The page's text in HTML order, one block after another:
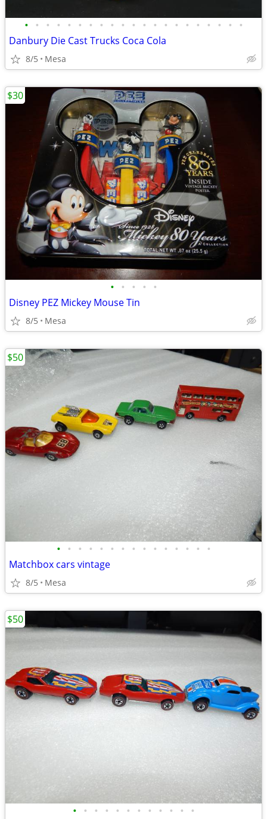
• • • • • • • • • • • • • • • • • • • • •
Danbury Die Cast Trucks Coca Cola
8/5 Mesa
• • • • •
Disney PEZ Mickey Mouse Tin
8/5 Mesa
$30
• • • • • • • • • • • • • • •
Matchbox cars vintage
8/5 Mesa
$50
• • • • • • • • • • • •
$50